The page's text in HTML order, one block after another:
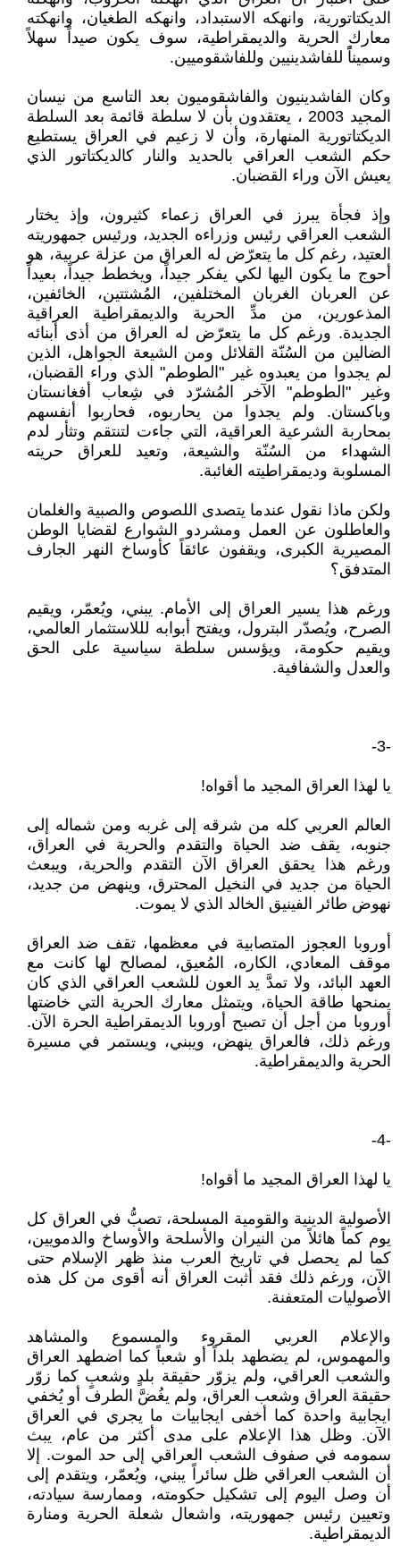
الديكتاتورية، وانهكه الاستبداد، وانهكه الطغيان، وانهكته
معارك الحرية والديمقراطية، سوف يكون صيداً سهلاً
وسميناًً للفاشدينيين وللفاشقوميين.
وكان الفاشدينيون والفاشقوميون بعد التاسع من نيسان
المجيد 2003 ، يعتقدون بأن لا سلطة قائمة بعد السلطة
الديكتاتورية المنهارة، وأن لا زعيم في العراق يستطيع
حكم الشعب العراقي بالحديد والنار كالديكتاتور الذي
يعيش الآن وراء القضبان.
وإذ فجأة يبرز في العراق زعماء كثيرون، وإذ يختار
الشعب العراقي رئيس وزراءه الجديد، ورئيس جمهوريته
العتيد، رغم كل ما يتعرّض له العراق من عزلة عربية، هو
أحوج ما يكون اليها لكي يفكر جيداً، ويخطط جيداً، بعيداً
عن العربان الغربان المختلفين، المُشتتين، الخائفين،
المذعورين، من مدِّ الحرية والديمقراطية العراقية
الجديدة. ورغم كل ما يتعرّض له العراق من أذى أبنائه
الضالين من السُنّة القلائل ومن الشيعة الجواهل، الذين
لم يجدوا من يعبدوه غير "الطوطم" الذي وراء القضبان،
وغير "الطوطم" الآخر المُشرّد في شِعاب أفغانستان
وباكستان. ولم يجدوا من يحاربوه، فحاربوا أنفسهم
بمحاربة الشرعية العراقية، التي جاءت لتنتقم وتثأر لدم
الشهداء من السُنّة والشيعة، وتعيد للعراق حريته
المسلوبة وديمقراطيته الغائبة.
ولكن ماذا نقول عندما يتصدى اللصوص والصبية والغلمان
والعاطلون عن العمل ومشردو الشوارع لقضايا الوطن
المصيرية الكبرى، ويقفون عائقاً كأوساخ النهر الجارف
المتدفق؟
ورغم هذا يسير العراق إلى الأمام. يبني، ويُعمّر، ويقيم
الصرح، ويُصدّر البترول، ويفتح أبوابه لللاستثمار العالمي،
ويقيم حكومة، ويؤسس سلطة سياسية على الحق
والعدل والشفافية.
-3-
يا لهذا العراق المجيد ما أقواه!
العالم العربي كله من شرقه إلى غربه ومن شماله إلى
جنوبه، يقف ضد الحياة والتقدم والحرية في العراق،
ورغم هذا يحقق العراق الآن التقدم والحرية، ويبعث
الحياة من جديد في النخيل المحترق، وينهض من جديد،
نهوض طائر الفينيق الخالد الذي لا يموت.
أوروبا العجوز المتصابية في معظمها، تقف ضد العراق
موقف المعادي، الكاره، المُعيق، لمصالح لها كانت مع
العهد البائد، ولا تمدَّ يد العون للشعب العراقي الذي كان
يمنحها طاقة الحياة، ويتمثل معارك الحرية التي خاضتها
أوروبا من أجل أن تصبح أوروبا الديمقراطية الحرة الآن.
ورغم ذلك، فالعراق ينهض، ويبني، ويستمر في مسيرة
الحرية والديمقراطية.
-4-
يا لهذا العراق المجيد ما أقواه!
الأصولية الدينية والقومية المسلحة، تصبُّ في العراق كل
يوم كماً هائلاً من النيران والأسلحة والأوساخ والدمويين،
كما لم يحصل في تاريخ العرب منذ ظهر الإسلام حتى
الآن، ورغم ذلك فقد أثبت العراق أنه أقوى من كل هذه
الأصوليات المتعفنة.
والإعلام العربي المقروء والمسموع والمشاهد
والمهموس، لم يضطهد بلداً أو شعباً كما اضطهد العراق
والشعب العراقي، ولم يزوّر حقيقة بلدٍ وشعبٍ كما زوّر
حقيقة العراق وشعب العراق، ولم يغُضَّ الطرف أو يُخفي
ايجابية واحدة كما أخفى ايجابيات ما يجري في العراق
الآن. وظل هذا الإعلام على مدى أكثر من عام، يبث
سمومه في صفوف الشعب العراقي إلى حد الموت. إلا
أن الشعب العراقي ظل سائراً يبني، ويُعمّر، ويتقدم إلى
أن وصل اليوم إلى تشكيل حكومته، وممارسة سيادته،
وتعيين رئيس جمهوريته، واشعال شعلة الحرية ومنارة
الديمقراطية.